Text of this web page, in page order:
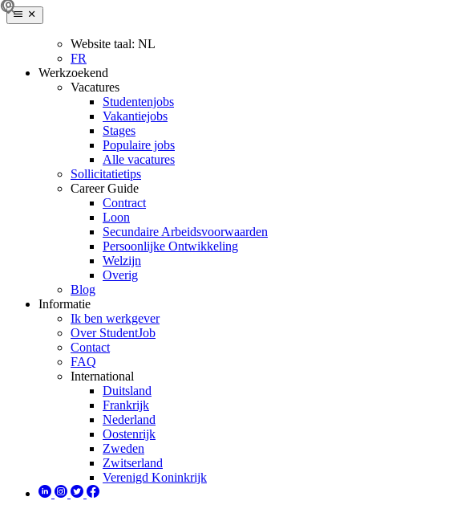
Website taal: NL
FR
Werkzoekend
Vacatures
Studentenjobs
Vakantiejobs
Stages
Populaire jobs
Alle vacatures
Sollicitatietips
Career Guide
Contract
Loon
Secundaire Arbeidsvoorwaarden
Persoonlijke Ontwikkeling
Welzijn
Overig
Blog
Informatie
Ik ben werkgever
Over StudentJob
Contact
FAQ
International
Duitsland
Frankrijk
Nederland
Oostenrijk
Zweden
Zwitserland
Verenigd Koninkrijk